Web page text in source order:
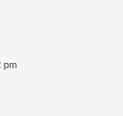
pm